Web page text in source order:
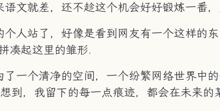
文就差，还不趁这个机会好好锻炼一番
人站了，好像是看到网友有一个这样的
凑起这里的雏形.
一个清净的空间，一个纷繁网络世界中
到，我留下的每一点痕迹，都会在未来